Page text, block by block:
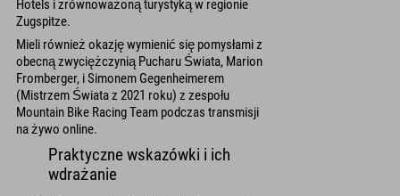
Hotels i zrównoważoną turystyką w regionie
Zugspitze.
Mieli również okazję wymienić się pomysłami z
obecną zwyciężczynią Pucharu Świata, Marion
Fromberger, i Simonem Gegenheimerem
(Mistrzem Świata z 2021 roku) z zespołu
Mountain Bike Racing Team podczas transmisji
na żywo online.
Praktyczne wskazówki i ich
wdrażanie